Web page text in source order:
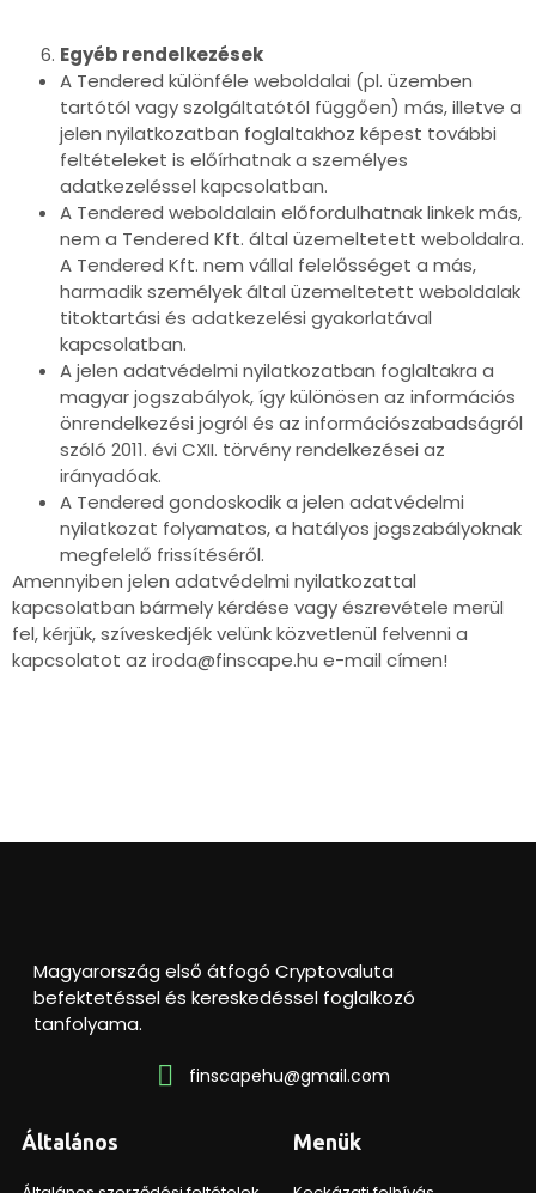
Egyéb rendelkezések
A Tendered különféle weboldalai (pl. üzemben
tartótól vagy szolgáltatótól függően) más, illetve a
jelen nyilatkozatban foglaltakhoz képest további
feltételeket is előírhatnak a személyes
adatkezeléssel kapcsolatban.
A Tendered weboldalain előfordulhatnak linkek más,
nem a Tendered Kft. által üzemeltetett weboldalra.
A Tendered Kft. nem vállal felelősséget a más,
harmadik személyek által üzemeltetett weboldalak
titoktartási és adatkezelési gyakorlatával
kapcsolatban.
A jelen adatvédelmi nyilatkozatban foglaltakra a
magyar jogszabályok, így különösen az információs
önrendelkezési jogról és az információszabadságról
szóló 2011. évi CXII. törvény rendelkezései az
irányadóak.
A Tendered gondoskodik a jelen adatvédelmi
nyilatkozat folyamatos, a hatályos jogszabályoknak
megfelelő frissítéséről.
Amennyiben jelen adatvédelmi nyilatkozattal
kapcsolatban bármely kérdése vagy észrevétele merül
fel, kérjük, szíveskedjék velünk közvetlenül felvenni a
kapcsolatot az iroda@finscape.hu e-mail címen!
Magyarország első átfogó Cryptovaluta
befektetéssel és kereskedéssel foglalkozó
tanfolyama.
finscapehu@gmail.com
Általános Menük